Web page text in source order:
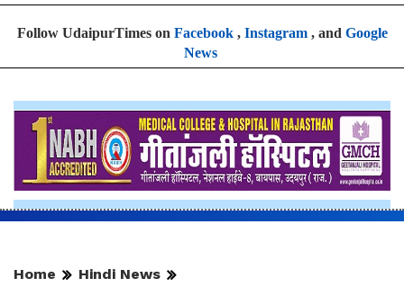
Follow UdaipurTimes on Facebook, Instagram, and Google
News
Home Hindi News